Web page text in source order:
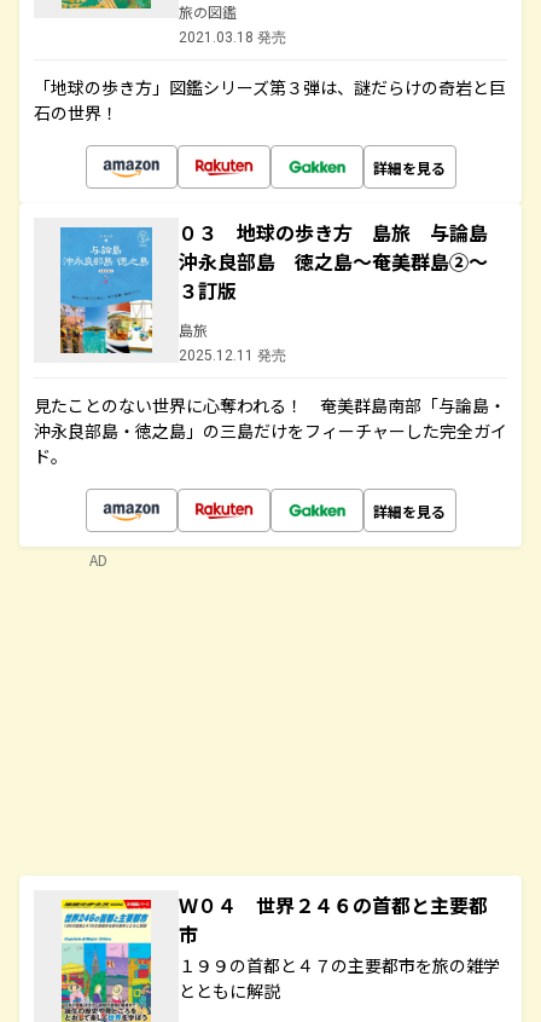
旅の図鑑
2021.03.18 発売
「地球の歩き方」図鑑シリーズ第３弾は、謎だらけの奇岩と巨
石の世界！
詳細を見る
０３ 地球の歩き方 島旅 与論島
沖永良部島 徳之島～奄美群島②～
３訂版
島旅
2025.12.11 発売
見たことのない世界に心奪われる！ 奄美群島南部「与論島・
沖永良部島・徳之島」の三島だけをフィーチャーした完全ガイ
ド。
詳細を見る
Ｗ０４ 世界２４６の首都と主要都
市
１９９の首都と４７の主要都市を旅の雑学
とともに解説
AD